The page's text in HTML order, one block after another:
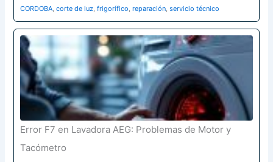
CORDOBA,corte de luz,frigorífico,reparación,servicio técnico
Error F7 en Lavadora AEG: Problemas de Motor y
Tacómetro